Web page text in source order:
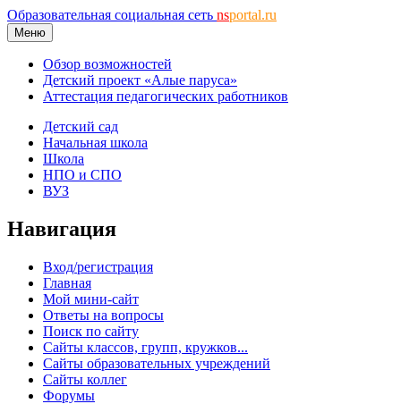
Образовательная социальная сеть nsportal.ru
Меню
Обзор возможностей
Детский проект «Алые паруса»
Аттестация педагогических работников
Детский сад
Начальная школа
Школа
НПО и СПО
ВУЗ
Навигация
Вход/регистрация
Главная
Мой мини-сайт
Ответы на вопросы
Поиск по сайту
Сайты классов, групп, кружков...
Сайты образовательных учреждений
Сайты коллег
Форумы